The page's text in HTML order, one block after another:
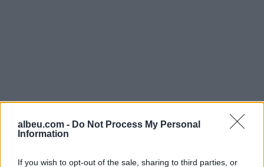
albeu.com - Do Not Process My Personal
Information
If you wish to opt-out of the sale, sharing to third parties, or
Shtuarmë11.05.2026 12:55